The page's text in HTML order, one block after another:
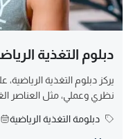
دبلوم التغذية
يركز دبلوم التغذية
نظري وعملي، مثل العناصر
دبلومة التغذية الرياضية